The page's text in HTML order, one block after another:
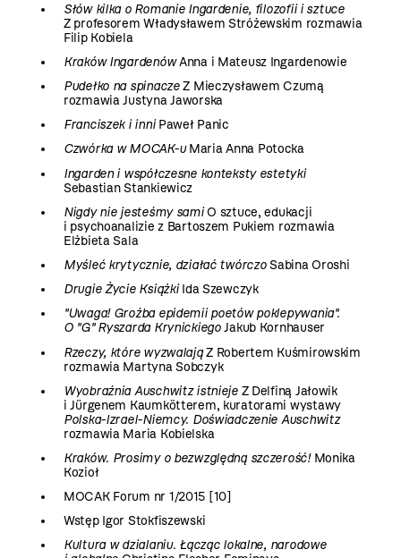
Słów kilka o Romanie Ingardenie, filozofii i sztuce
Z profesorem Władysławem Stróżewskim rozmawia
Filip Kobiela
Kraków IngardenówAnna i Mateusz Ingardenowie
Pudełko na spinaczeZ Mieczysławem Czumą
rozmawia Justyna Jaworska
Franciszek i inniPaweł Panic
Czwórka w MOCAK-uMaria Anna Potocka
Ingarden i współczesne konteksty estetyki
Sebastian Stankiewicz
Nigdy nie jesteśmy samiO sztuce, edukacji
i psychoanalizie z Bartoszem Pukiem rozmawia
Elżbieta Sala
Myśleć krytycznie, działać twórczoSabina Oroshi
Drugie Życie KsiążkiIda Szewczyk
"Uwaga! Groźba epidemii poetów poklepywania".
O "G" Ryszarda KrynickiegoJakub Kornhauser
Rzeczy, które wyzwalająZ Robertem Kuśmirowskim
rozmawia Martyna Sobczyk
Wyobraźnia Auschwitz istniejeZ Delfiną Jałowik
i Jürgenem Kaumkötterem, kuratorami wystawy
Polska-Izrael-Niemcy. Doświadczenie Auschwitz
rozmawia Maria Kobielska
Kraków. Prosimy o bezwzględną szczerość!Monika
Kozioł
MOCAK Forum nr 1/2015 [10]
Wstęp Igor Stokfiszewski
Kultura w dzialaniu. Łącząc lokalne, narodowe